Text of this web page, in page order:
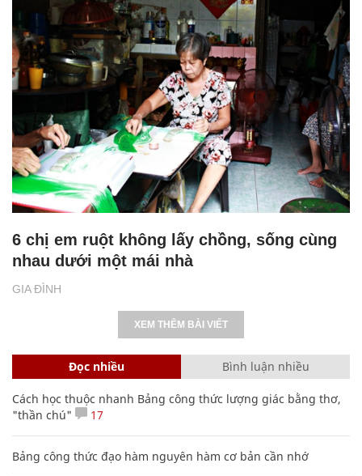
GIA ĐÌNH
6 chị em ruột không lấy chồng, sống cùng
nhau dưới một mái nhà
XEM THÊM BÀI VIẾT
Đọc nhiều Bình luận nhiều
Cách học thuộc nhanh Bảng công thức lượng giác bằng thơ,
"thần chú"
17
Bảng công thức đạo hàm nguyên hàm cơ bản cần nhớ